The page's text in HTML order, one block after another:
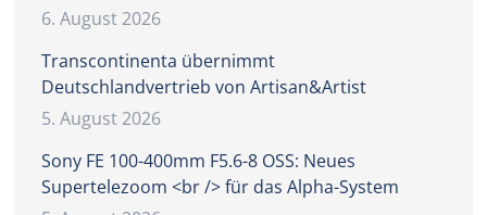
6. August 2026
Transcontinenta übernimmt
Deutschlandvertrieb von Artisan&Artist
5. August 2026
Sony FE 100-400mm F5.6-8 OSS: Neues
Supertelezoom <br /> für das Alpha-System